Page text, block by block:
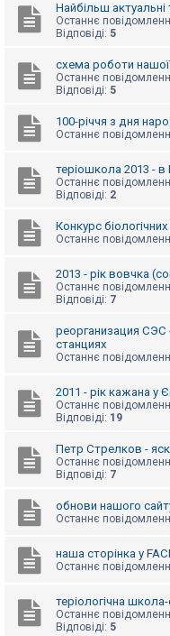
д
о
в
е
и
у
п
м
г
Найбільш
Останнє
Відповіді: 5
схема роботи
Останнє
Відповіді: 5
100-річчя з дня
Останнє
теріошкола 2013 - в
Останнє
Відповіді: 2
Конкурс біологічних
Останнє
2013 - рік вовчка
Останнє
Відповіді: 7
реорганизация СЭС
станциях
Останнє
2011 - рік кажана у
Останнє
Відповіді: 19
Петр Стрелков -
Останнє
Відповіді: 7
обнови нашого
Останнє
наша сторінка у
Останнє
теріологічна
Останнє
Відповіді: 5